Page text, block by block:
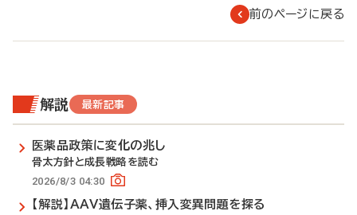
前のページに戻る
解説 最新記事
医薬品政策に変化の兆し
骨太方針と成長戦略を読む
2026/8/3 04:30
【解説】AAV遺伝子薬、挿入変異問題を探る